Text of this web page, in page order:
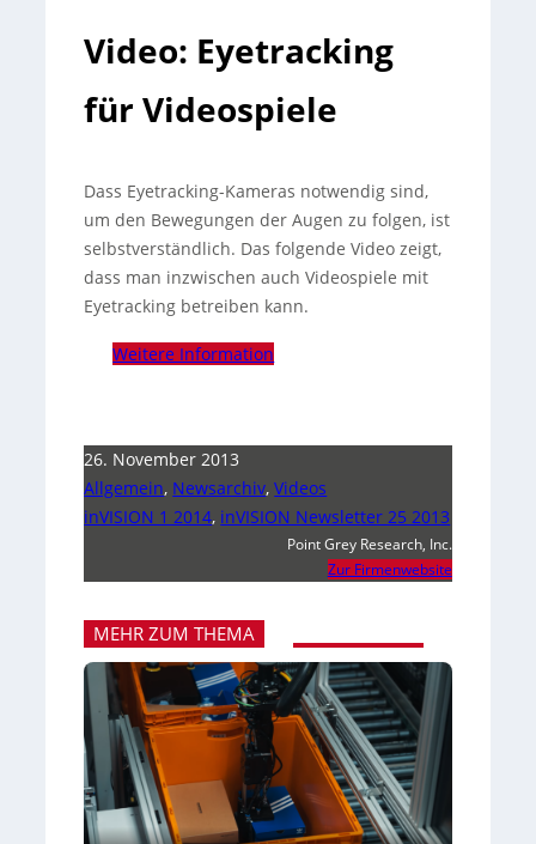
Video: Eyetracking
für Videospiele
Dass Eyetracking-Kameras notwendig sind,
um den Bewegungen der Augen zu folgen, ist
selbstverständlich. Das folgende Video zeigt,
dass man inzwischen auch Videospiele mit
Eyetracking betreiben kann.
Weitere Information
26. November 2013
Allgemein, Newsarchiv,Videos
inVISION 1 2014, inVISION Newsletter 25 2013
Point Grey Research, Inc.
Zur Firmenwebsite
MEHR ZUM THEMA